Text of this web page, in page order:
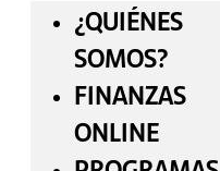
¿QUIÉNES
SOMOS?
FINANZAS
ONLINE